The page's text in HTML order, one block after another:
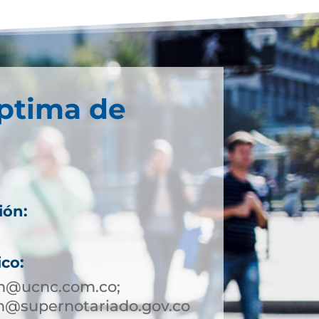
de